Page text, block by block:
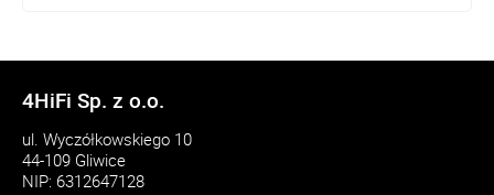
4HiFi Sp. z o.o.
ul. Wyczółkowskiego 10
44-109 Gliwice
NIP: 6312647128